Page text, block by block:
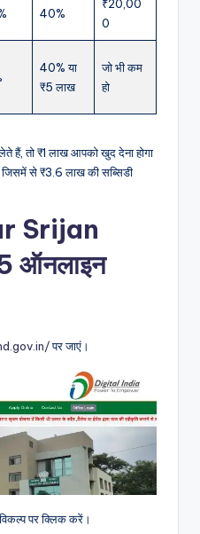
40%
₹20,00
0
40% या
₹5 लाख
जो भी कम
हो
हैं, तो ₹1 लाख आपको खुद देना होगा
जिसमें से ₹3.6 लाख की सब्सिडी
Srijan
ऑनलाइन
पर जाएं।
पर क्लिक करें।